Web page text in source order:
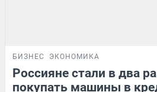
БИЗНЕС ЭКОНОМИКА
Россияне стали в два
покупать машины в